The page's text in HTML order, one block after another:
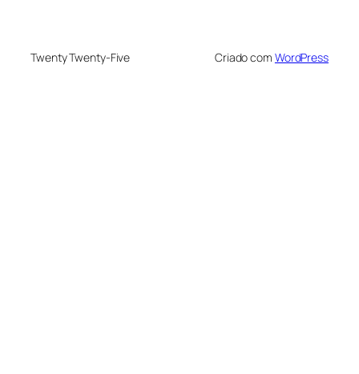
Twenty Twenty-Five Criado com WordPress